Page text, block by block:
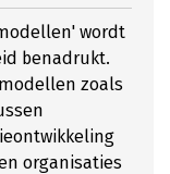
wordt
benadrukt.
zoals
organisaties